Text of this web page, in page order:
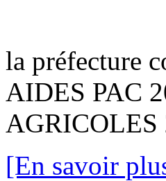
la préfecture
AIDES PAC
AGRICOLES
[En savoir